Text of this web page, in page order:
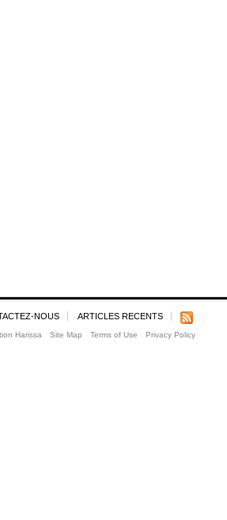
NOUS ARTICLES RECENTS
Harissa Site Map Terms of Use Privacy Policy